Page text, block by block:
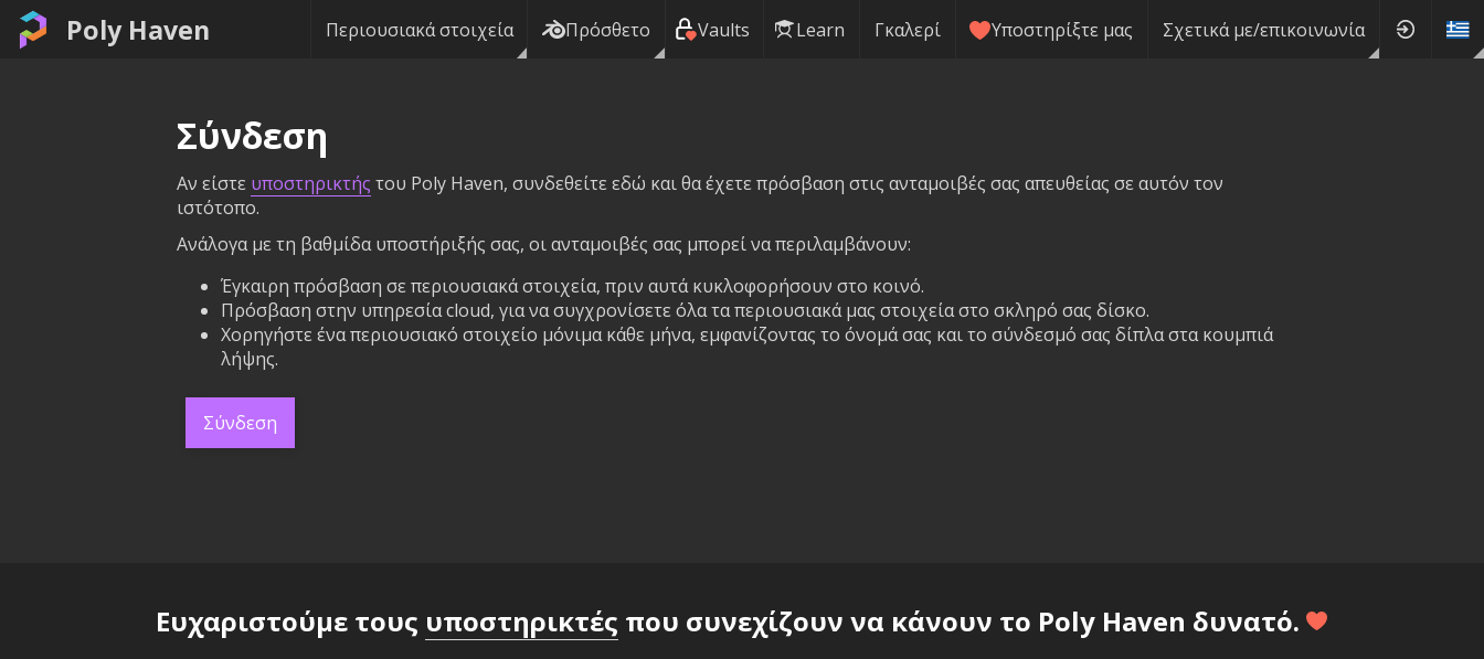
Poly Haven Περιουσιακά στοιχεία Πρόσθετο Vaults Learn Γκαλερί Υποστηρίξτε μας Σχετικά με/επικοινωνία
Σύνδεση
Αν είστε υποστηρικτής του Poly Haven, συνδεθείτε εδώ και θα έχετε πρόσβαση στις ανταμοιβές σας απευθείας σε αυτόν τον
ιστότοπο.
Ανάλογα με τη βαθμίδα υποστήριξής σας, οι ανταμοιβές σας μπορεί να περιλαμβάνουν:
Έγκαιρη πρόσβαση σε περιουσιακά στοιχεία, πριν αυτά κυκλοφορήσουν στο κοινό.
Πρόσβαση στην υπηρεσία cloud, για να συγχρονίσετε όλα τα περιουσιακά μας στοιχεία στο σκληρό σας δίσκο.
Χορηγήστε ένα περιουσιακό στοιχείο μόνιμα κάθε μήνα, εμφανίζοντας το όνομά σας και το σύνδεσμό σας δίπλα στα κουμπιά
λήψης.
Σύνδεση
Ευχαριστούμε τους υποστηρικτές που συνεχίζουν να κάνουν το Poly Haven δυνατό.